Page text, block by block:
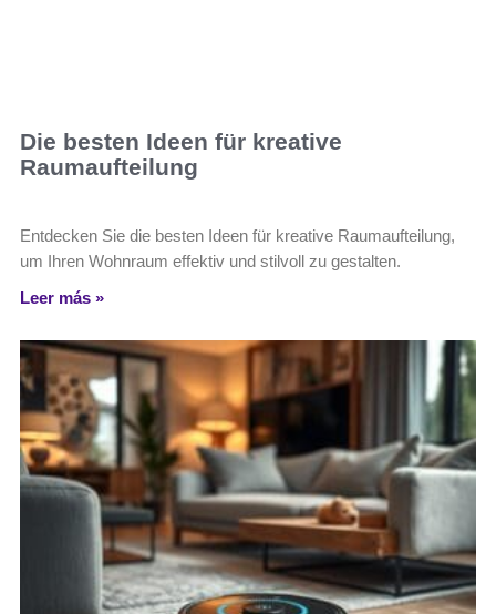
Die besten Ideen für kreative
Raumaufteilung
Entdecken Sie die besten Ideen für kreative Raumaufteilung,
um Ihren Wohnraum effektiv und stilvoll zu gestalten.
Leer más »